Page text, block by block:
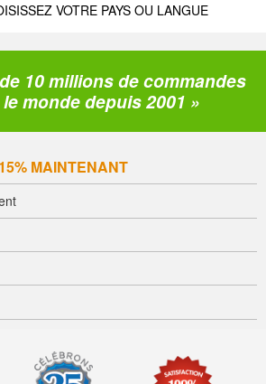
VOTRE PAYS OU LANGUE
10 millions de commandes
monde depuis 2001 »
MAINTENANT